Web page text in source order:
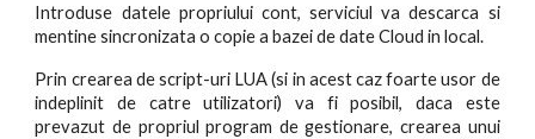
Introduse datele propriului cont, serviciul va descarca si
mentine sincronizata o copie a bazei de date Cloud in local.
Prin crearea de script-uri LUA (si in acest caz foarte usor de
indeplinit de catre utilizatori) va fi posibil, daca este
prevazut de propriul program de gestionare, crearea unui